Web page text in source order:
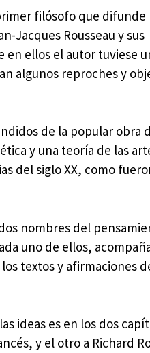
filósofo que difunde
Jacques Rousseau y sus
en ellos el autor tuviese
algunos reproches y
de la popular obra
y una teoría de las
del siglo XX, como
nombres del
uno de ellos,
textos y afirmaciones
ideas es en los dos
y el otro a Richard